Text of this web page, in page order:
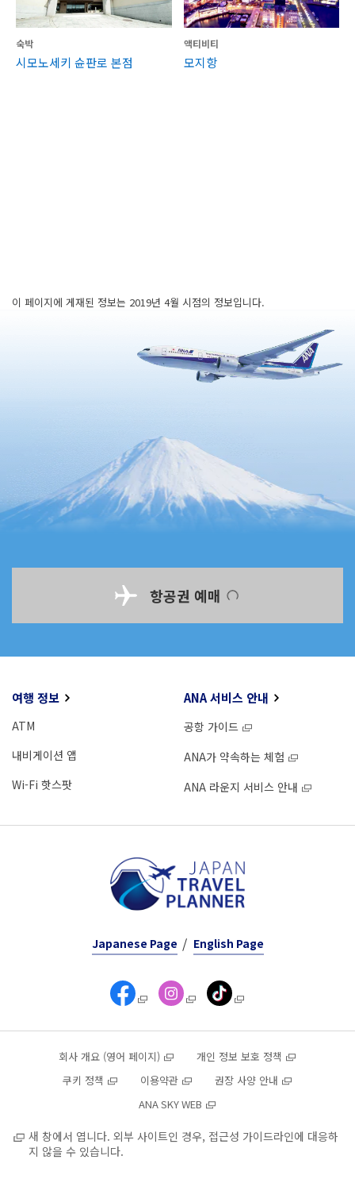
숙박
시모노세키 슌판로 본점
액티비티
모지항
이 페이지에 게재된 정보는 2019년 4월 시점의 정보입니다.
항공권 예매
여행 정보
ATM
내비게이션 앱
Wi-Fi 핫스팟
ANA 서비스 안내
공항 가이드
ANA가 약속하는 체험
ANA 라운지 서비스 안내
Japanese Page English Page
회사 개요 (영어 페이지)
개인 정보 보호 정책
쿠키 정책
이용약관
권장 사양 안내
ANA SKY WEB
새 창에서 엽니다. 외부 사이트인 경우, 접근성 가이드라인에 대응하
지 않을 수 있습니다.